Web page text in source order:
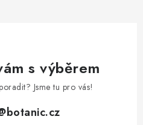
s výběrem
Jsme tu pro vás!
botanic.cz